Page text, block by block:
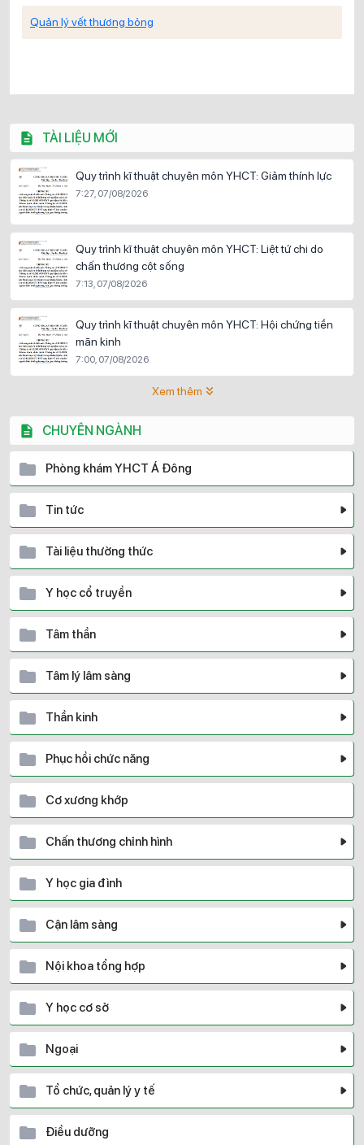
TÀI LIỆU MỚI
Quy trình kĩ thuật chuyên môn YHCT: Giảm thính lực
7:27, 07/08/2026
Quy trình kĩ thuật chuyên môn YHCT: Liệt tứ chi do
chấn thương cột sống
7:13, 07/08/2026
Quy trình kĩ thuật chuyên môn YHCT: Hội chứng tiền
mãn kinh
7:00, 07/08/2026
Xem thêm
CHUYÊN NGÀNH
Phòng khám YHCT Á Đông
Tin tức
Tài liệu thường thức
Y học cổ truyền
Tâm thần
Tâm lý lâm sàng
Thần kinh
Phục hồi chức năng
Cơ xương khớp
Chấn thương chỉnh hình
Y học gia đình
Cận lâm sàng
Nội khoa tổng hợp
Y học cơ sở
Ngoại
Tổ chức, quản lý y tế
Điều dưỡng
Quản lý vết thương bỏng